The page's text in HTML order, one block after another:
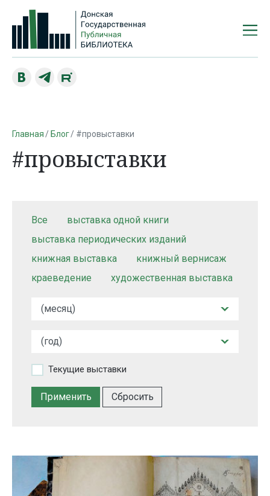
Главная Блог #провыставки
#провыставки
Все
выставка одной книги
выставка периодических изданий
книжная выставка
книжный вернисаж
краеведение
художественная выставка
Текущие выставки
Сбросить